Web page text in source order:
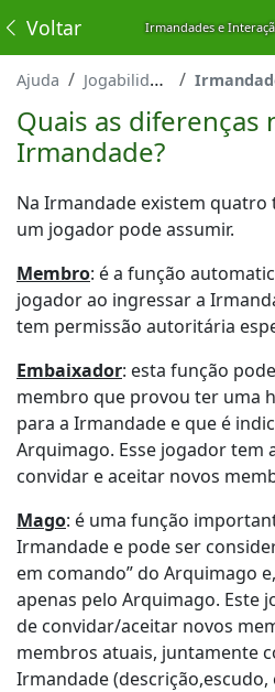
Irmandades e
Voltar
Ajuda Jogabilidade
Quais as diferenças
Irmandade?
Na Irmandade existem quatro
um jogador pode assumir.
Membro: é a função
jogador ao ingressar a
tem permissão autoritária
Embaixador: esta função
membro que provou ter uma
para a Irmandade e que é
Arquimago. Esse jogador tem
convidar e aceitar novos
Mago: é uma função
Irmandade e pode ser
em comando” do Arquimago
apenas pelo Arquimago. Este
de convidar/aceitar novos
membros atuais, juntamente
Irmandade (descrição,escudo,